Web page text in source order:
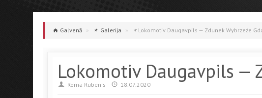
Galvenā » Galerija » Lokomotiv Daugavpils — Zdunek Wybrzeże
Lokomotiv Daugavpils —
Roma Rubenis 18.07.2020